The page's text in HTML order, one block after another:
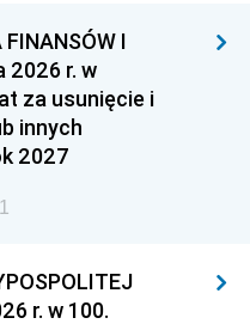
I
2026 r. w
za usunięcie i
innych
2027
r. w 100.